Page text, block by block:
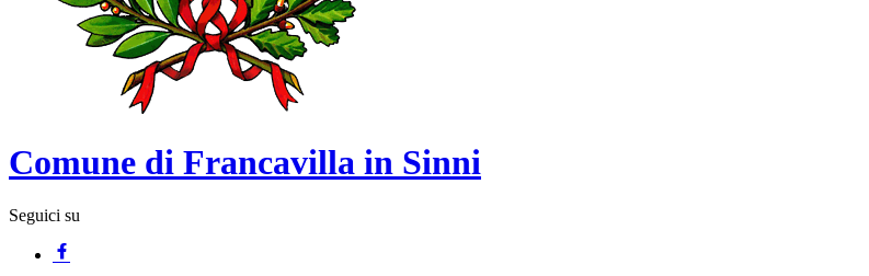
Comune di Francavilla in Sinni
Seguici su